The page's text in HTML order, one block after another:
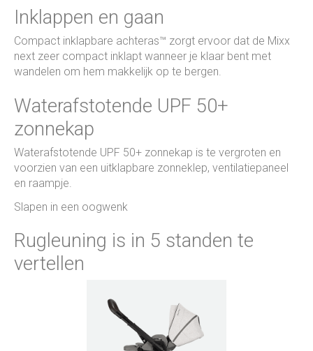
Inklappen en gaan
Compact inklapbare achteras™ zorgt ervoor dat de Mixx
next zeer compact inklapt wanneer je klaar bent met
wandelen om hem makkelijk op te bergen.
Waterafstotende UPF 50+
zonnekap
Waterafstotende UPF 50+ zonnekap is te vergroten en
voorzien van een uitklapbare zonneklep, ventilatiepaneel
en raampje.
Slapen in een oogwenk
Rugleuning is in 5 standen te
vertellen